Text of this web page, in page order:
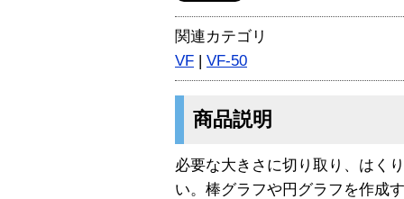
関連カテゴリ
VF | VF-50
商品説明
必要な大きさに切り取り、はく
い。棒グラフや円グラフを作成